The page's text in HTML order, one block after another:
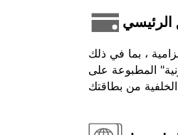
الرئيسي
عند تحصيله. بالنسبة لبعض المركبات ، سيتم طلب 2 بطاقة ائتمان إلزامية ، بما في ذلك
المطبوعة على
الخلفية من بطاقتك